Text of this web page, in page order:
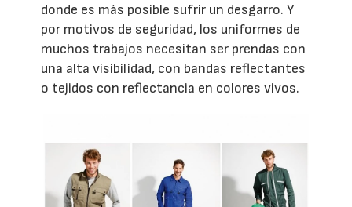
donde es más posible sufrir un desgarro. Y
por motivos de seguridad, los uniformes de
muchos trabajos necesitan ser prendas con
una alta visibilidad, con bandas reflectantes
o tejidos con reflectancia en colores vivos.